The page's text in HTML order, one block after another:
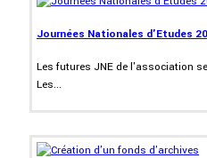
Journées Nationales d'Etudes
Les futures JNE de l'association
Les...